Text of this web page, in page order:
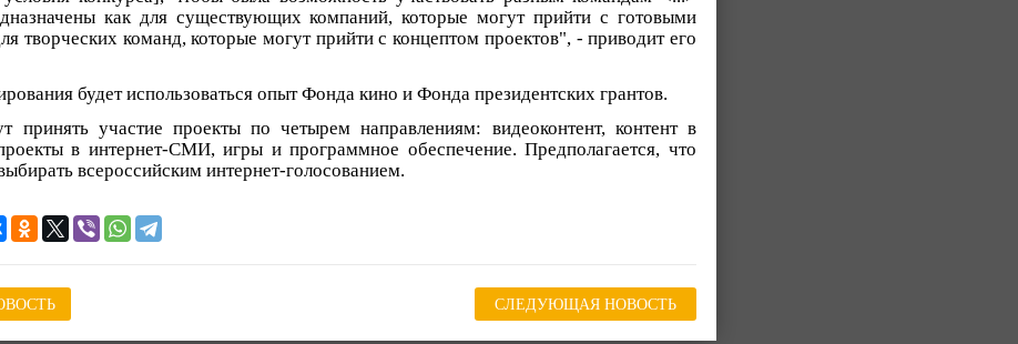
как для существующих компаний, которые могут прийти с готовыми
творческих команд, которые могут прийти с концептом проектов", - приводит его
будет использоваться опыт Фонда кино и Фонда президентских грантов.
принять участие проекты по четырем направлениям: видеоконтент, контент в
в интернет-СМИ, игры и программное обеспечение. Предполагается, что
всероссийским интернет-голосованием.
СЛЕДУЮЩАЯ НОВОСТЬ